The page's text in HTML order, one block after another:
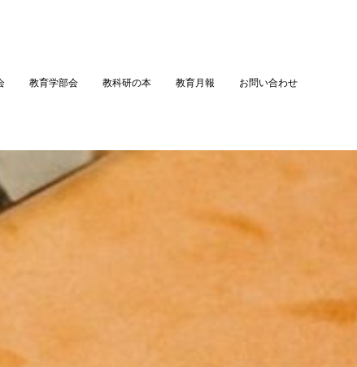
教育学部会 教科研の本 教育月報 お問い合わせ